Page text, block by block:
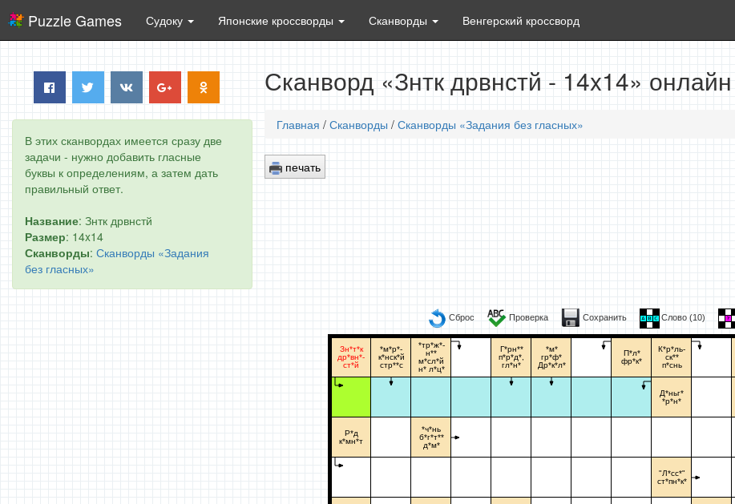
Puzzle Games Судоку Японские кроссворды Сканворды Венгерский кроссворд
В этих сканвордах имеется сразу две
задачи - нужно добавить гласные
буквы к определениям, а затем дать
правильный ответ.
Название: Знтк дрвнстй
Размер: 14x14
Сканворды: Сканворды «Задания
без гласных»
Сканворд «Знтк дрвнстй - 14x14» онлайн
Главная / Сканворды / Сканворды «Задания без гласных»
печать
Сброс Проверка Сохранить Слово (10)
Зн*т*к
др*вн*-
ст*й
Р*д
к*мн*т
*м*р*-
к*нск*й
стр**с
*тр*ж*-
н**
м*сл*й
н* л*ц*
*ч*нь
б*г*т**
д*м*
Г*рн**
п*р*д*,
гл*н*
*м*
гр*ф*
Др*к*л*
П*л*
фр*к*
К*р*ль-
ск**
п*снь
Д*ньг*
*р*н*
"Л*сс*"
ст*пн*к*